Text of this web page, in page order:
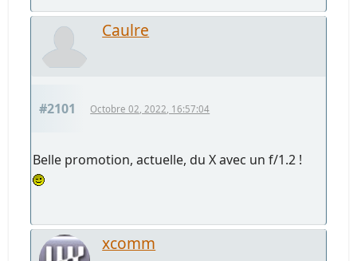
Caulre
#2101 Octobre 02, 2022, 16:57:04
Belle promotion, actuelle, du X avec un f/1.2 !
xcomm